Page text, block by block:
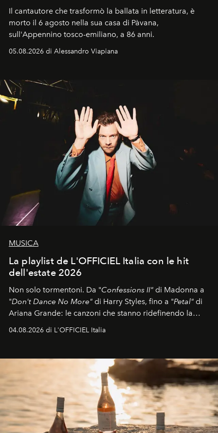
Il cantautore che trasformò la ballata in letteratura, è
morto il 6 agosto nella sua casa di Pàvana,
sull'Appennino tosco-emiliano, a 86 anni.
05.08.2026 di Alessandro Viapiana
MUSICA
La playlist de L'OFFICIEL Italia con le hit
dell'estate 2026
Non solo tormentoni. Da "Confessions II" di Madonna a
"Don't Dance No More" di Harry Styles, fino a "Petal" di
Ariana Grande: le canzoni che stanno ridefinendo la
colonna sonora della stagione.
04.08.2026 di L'OFFICIEL Italia